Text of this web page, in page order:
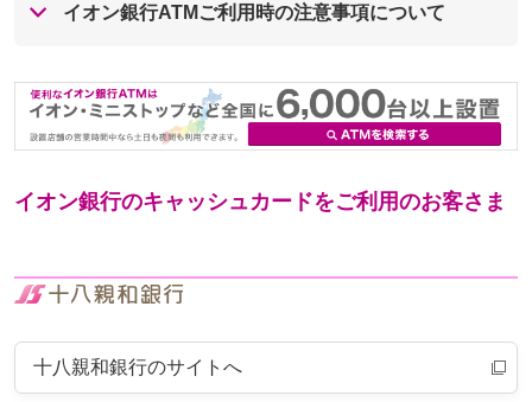
イオン銀行ATMご利用時の注意事項について
イオン銀行のキャッシュカードをご利用のお客さま
十八親和銀行のサイトへ